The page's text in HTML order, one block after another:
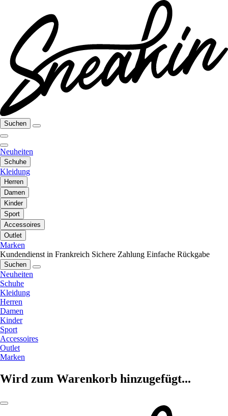
Suchen
Neuheiten
Schuhe
Kleidung
Herren
Damen
Kinder
Sport
Accessoires
Outlet
Marken
Kundendienst in Frankreich Sichere Zahlung Einfache Rückgabe
Suchen
Neuheiten
Schuhe
Kleidung
Herren
Damen
Kinder
Sport
Accessoires
Outlet
Marken
Wird zum Warenkorb hinzugefügt...